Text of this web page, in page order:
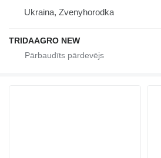
Ukraina, Zvenyhorodka
TRIDAAGRO NEW